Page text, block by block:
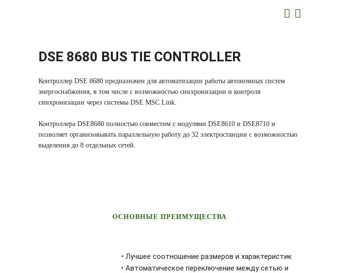
DSE 8680 BUS TIE CONTROLLER
Контроллер DSE 8680 предназначен для автоматизации работы автономных систем
энергоснабжения, в том числе с возможностью синхронизации и контроля
синхронизации через системы DSE MSC Link.
Контроллера DSE8680 полностью совместим с модулями DSE8610 и DSE8710 и
позволяет организовывать параллельную работу до 32 электростанции с возможностью
выделения до 8 отдельных сетей.
ОСНОВНЫЕ ПРЕИМУЩЕСТВА
• Лучшее соотношение размеров и характеристик
• Автоматическое переключение между сетью и